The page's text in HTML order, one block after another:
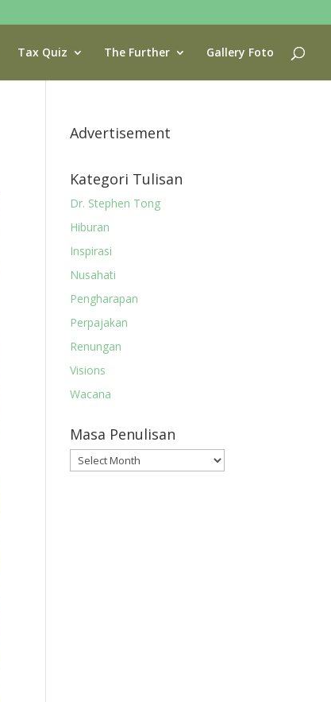
Tax Quiz The Further Gallery Foto
Advertisement
Kategori Tulisan
Dr. Stephen Tong
Hiburan
Inspirasi
Nusahati
Pengharapan
Perpajakan
Renungan
Visions
Wacana
Masa Penulisan
Masa
Penulisan